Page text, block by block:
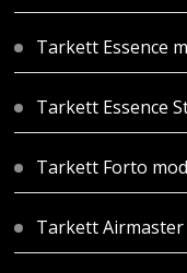
Tarkett Essence
Tarkett Essence
Tarkett Forto
Tarkett